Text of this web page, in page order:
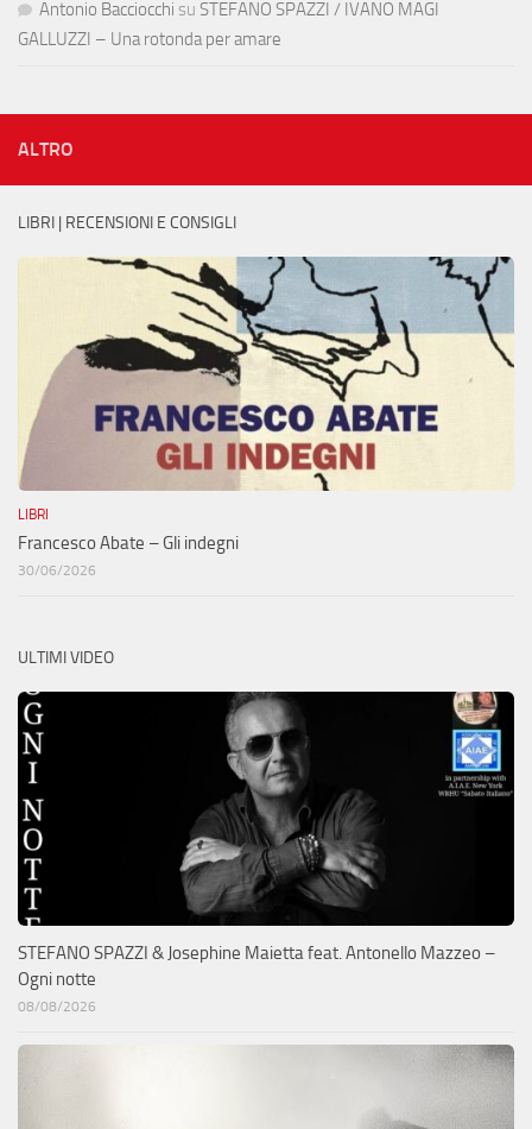
Antonio Bacciocchi su STEFANO SPAZZI / IVANO MAGI
GALLUZZI – Una rotonda per amare
ALTRO
LIBRI | RECENSIONI E CONSIGLI
LIBRI
Francesco Abate – Gli indegni
30/06/2026
ULTIMI VIDEO
STEFANO SPAZZI & Josephine Maietta feat. Antonello Mazzeo –
Ogni notte
08/08/2026